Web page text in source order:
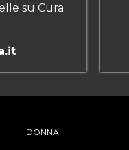
su Cura
DONNA